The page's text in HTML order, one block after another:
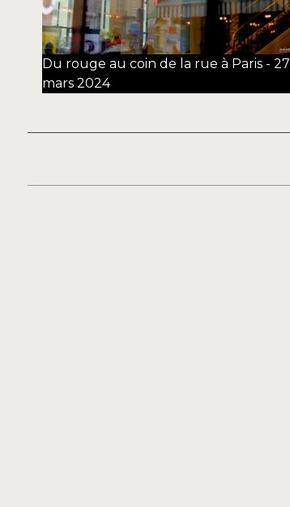
Du rouge au coin de la rue à Paris - 27
mars 2024